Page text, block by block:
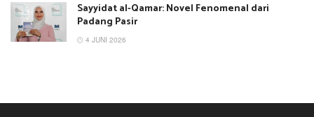
Sayyidat al-Qamar: Novel Fenomenal dari
Padang Pasir
4 JUNI 2026